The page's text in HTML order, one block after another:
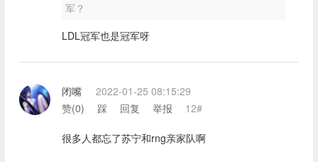
军？
LDL冠军也是冠军呀
闭嘴
2022-01-25 08:15:29
赞(0) 踩 回复 举报 12#
很多人都忘了苏宁和rng亲家队啊